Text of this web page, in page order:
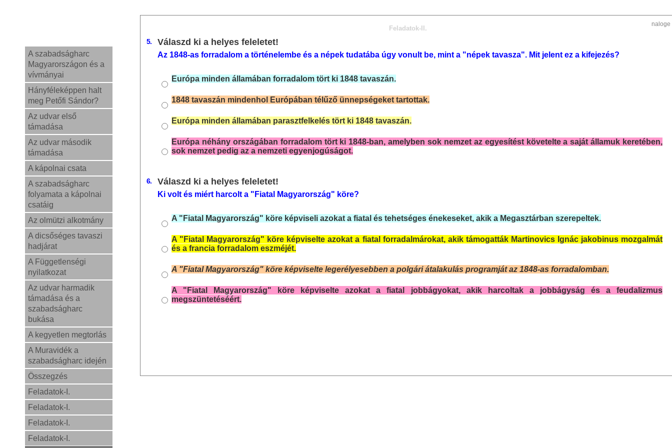
A szabadságharc
Magyarországon és a
vívmányai
Hányféleképpen halt
meg Petőfi Sándor?
Az udvar első
támadása
Az udvar második
támadása
A kápolnai csata
A szabadságharc
folyamata a kápolnai
csatáig
Az olmützi alkotmány
A dicsőséges tavaszi
hadjárat
A Függetlenségi
nyilatkozat
Az udvar harmadik
támadása és a
szabadságharc
bukása
A kegyetlen megtorlás
A Muravidék a
szabadságharc idején
Összegzés
Feladatok-I.
Feladatok-I.
Feladatok-I.
Feladatok-I.
naloge
Feladatok-II.
5. Válaszd ki a helyes feleletet!
Az 1848-as forradalom a történelembe és a népek tudatába úgy vonult be, mint a "népek tavasza". Mit jelent ez a kifejezés?
Európa minden államában forradalom tört ki 1848 tavaszán.
1848 tavaszán mindenhol Európában télűző ünnepségeket tartottak.
Európa minden államában parasztfelkelés tört ki 1848 tavaszán.
Európa néhány országában forradalom tört ki 1848-ban, amelyben sok nemzet az egyesítést követelte a saját államuk keretében,
sok nemzet pedig az a nemzeti egyenjogúságot.
6. Válaszd ki a helyes feleletet!
Ki volt és miért harcolt a "Fiatal Magyarország" köre?
A "Fiatal Magyarország" köre képviseli azokat a fiatal és tehetséges énekeseket, akik a Megasztárban szerepeltek.
A "Fiatal Magyarország" köre képviselte azokat a fiatal forradalmárokat, akik támogatták Martinovics Ignác jakobinus mozgalmát
és a francia forradalom eszméjét.
A "Fiatal Magyarország" köre képviselte legerélyesebben a polgári átalakulás programját az 1848-as forradalomban.
A "Fiatal Magyarország" köre képviselte azokat a fiatal jobbágyokat, akik harcoltak a jobbágyság és a feudalizmus
megszüntetéséért.